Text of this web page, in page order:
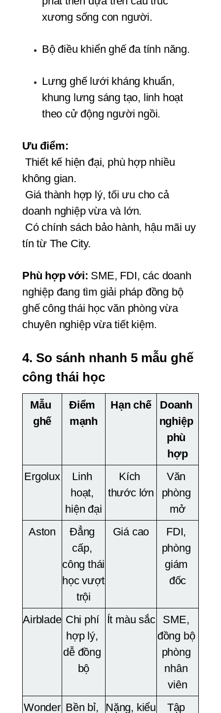
xương sống con người.
Bộ điều khiển ghế đa tính năng.
Lưng ghế lưới kháng khuẩn,
khung lưng sáng tạo, linh hoạt
theo cử động người ngồi.
Ưu điểm:
không gian.
doanh nghiệp vừa và lớn.
tín từ The City.
Phù hợp với: SME, FDI, các doanh
nghiệp đang tìm giải pháp đồng bộ
ghế công thái học văn phòng vừa
chuyên nghiệp vừa tiết kiệm.
4. So sánh nhanh 5 mẫu ghế
công thái học
Mẫu
ghế
Điểm
mạnh
Hạn chế
Doanh
nghiệp
phù
hợp
Ergolux
Linh
hoạt,
hiện đại
Kích
thước lớn
Văn
phòng
mở
Aston
Đẳng
cấp,
công thái
học vượt
trội
Giá cao
FDI,
phòng
giám
đốc
Airblade Chi phí
hợp lý,
dễ đồng
bộ
Ít màu sắc
SME,
đồng bộ
phòng
nhân
viên
Wonder Bền bỉ, Nặng, kiểu Tập